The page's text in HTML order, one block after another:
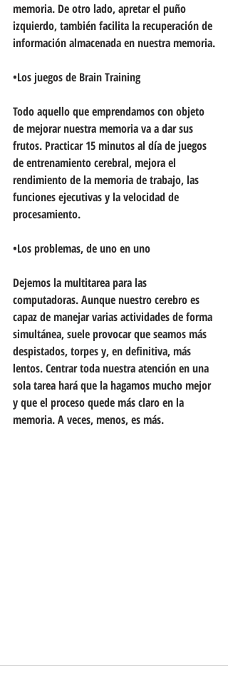
memoria. De otro lado, apretar el puño
izquierdo, también facilita la recuperación de
información almacenada en nuestra memoria.
•Los juegos de Brain Training
Todo aquello que emprendamos con objeto
de mejorar nuestra memoria va a dar sus
frutos. Practicar 15 minutos al día de juegos
de entrenamiento cerebral, mejora el
rendimiento de la memoria de trabajo, las
funciones ejecutivas y la velocidad de
procesamiento.
•Los problemas, de uno en uno
Dejemos la multitarea para las
computadoras. Aunque nuestro cerebro es
capaz de manejar varias actividades de forma
simultánea, suele provocar que seamos más
despistados, torpes y, en definitiva, más
lentos. Centrar toda nuestra atención en una
sola tarea hará que la hagamos mucho mejor
y que el proceso quede más claro en la
memoria. A veces, menos, es más.